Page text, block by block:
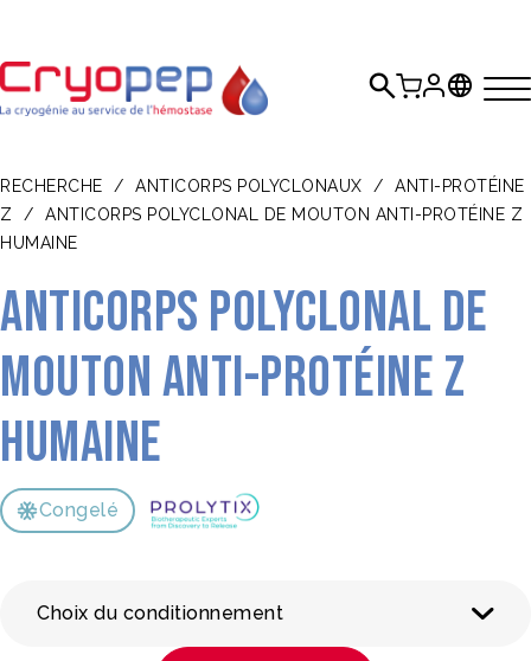
RECHERCHE / ANTICORPS POLYCLONAUX /
ANTI-PROTÉINE
Z
/
ANTICORPS POLYCLONAL DE MOUTON ANTI-PROTÉINE Z
HUMAINE
Anticorps polyclonal de
mouton anti-protéine Z
humaine
Congelé
Choix du conditionnement